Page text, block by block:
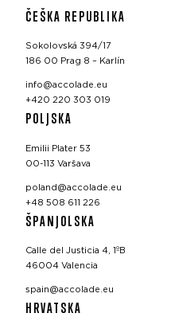
ČEŠKA REPUBLIKA
Sokolovská 394/17
186 00 Prag 8 – Karlín
info@accolade.eu
+420 220 303 019
POLJSKA
Emilii Plater 53
00-113 Varšava
poland@accolade.eu
+48 508 611 226
ŠPANJOLSKA
Calle del Justicia 4, 1ºB
46004 Valencia
spain@accolade.eu
HRVATSKA